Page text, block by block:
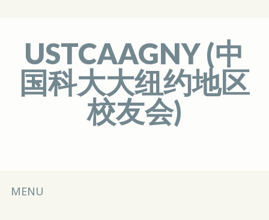
USTCAAGNY (中
国科大大纽约地区
校友会)
Main menu
Skip
MENU